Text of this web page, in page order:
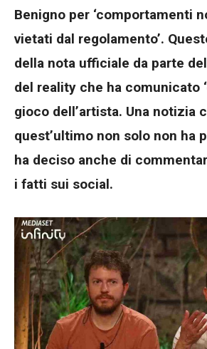
Benigno per ‘comportamenti
vietati dal regolamento’.
della nota ufficiale da parte
del reality che ha comunicato
gioco dell’artista. Una notizia
quest’ultimo non solo non ha
ha deciso anche di
i fatti sui social.